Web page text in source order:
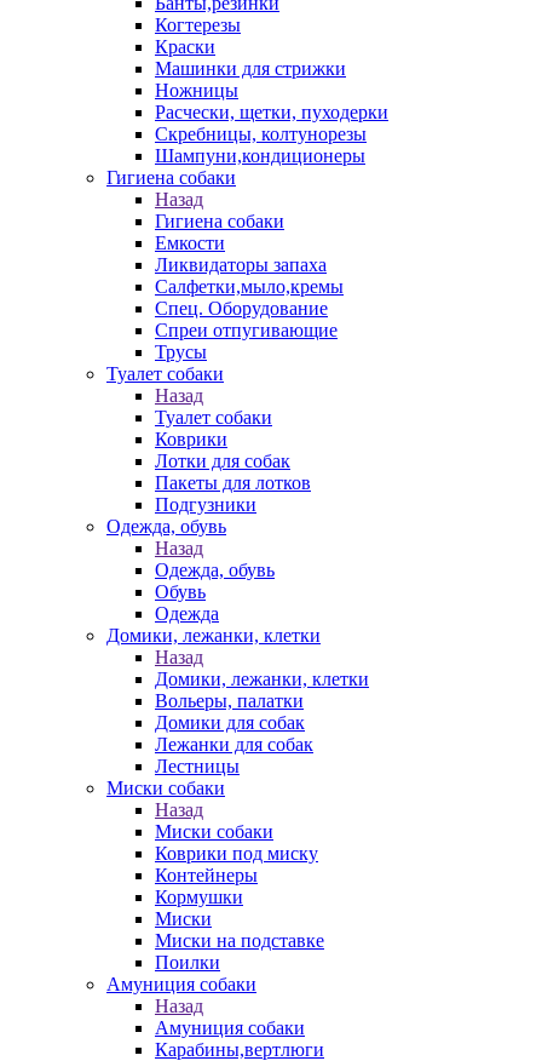
Когтерезы
Краски
Машинки для стрижки
Ножницы
Расчески, щетки, пуходерки
Скребницы, колтунорезы
Шампуни,кондиционеры
Гигиена собаки
Назад
Гигиена собаки
Емкости
Ликвидаторы запаха
Салфетки,мыло,кремы
Спец. Оборудование
Спреи отпугивающие
Трусы
Туалет собаки
Назад
Туалет собаки
Коврики
Лотки для собак
Пакеты для лотков
Подгузники
Одежда, обувь
Назад
Одежда, обувь
Обувь
Одежда
Домики, лежанки, клетки
Назад
Домики, лежанки, клетки
Вольеры, палатки
Домики для собак
Лежанки для собак
Лестницы
Миски собаки
Назад
Миски собаки
Коврики под миску
Контейнеры
Кормушки
Миски
Миски на подставке
Поилки
Амуниция собаки
Назад
Амуниция собаки
Карабины,вертлюги